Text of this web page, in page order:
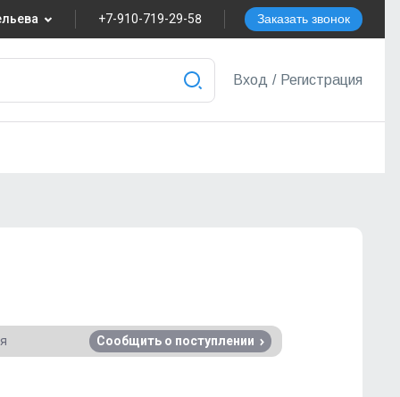
+7-910-719-29-58 Заказать звонок
Вход / Регистрация
Сообщить о поступлении